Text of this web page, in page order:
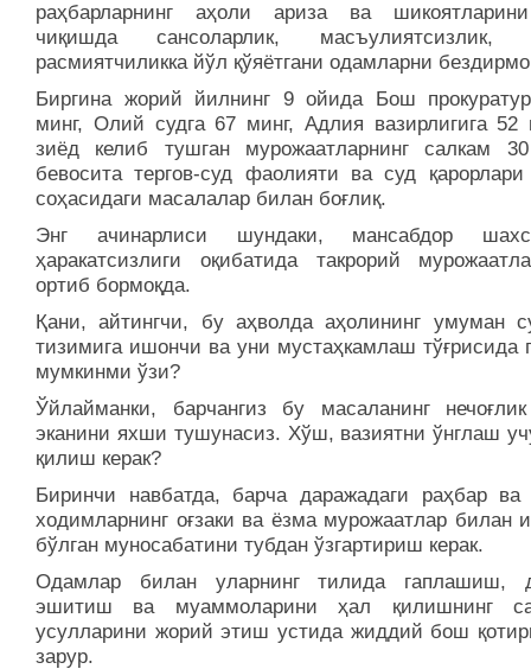
раҳбарларнинг аҳоли ариза ва
чиқишда сансоларлик, масъулиятсизлик,
расмиятчиликка йўл қўяётгани одамларни
Биргина жорий йилнинг 9 ойида Бош
минг, Олий судга 67 минг, Адлия вазирлигига 52
зиёд келиб тушган мурожаатларнинг салкам
бевосита тергов-суд фаолияти ва суд
соҳасидаги масалалар билан боғлиқ.
Энг ачинарлиси шундаки, мансабдор
ҳаракатсизлиги оқибатида такрорий
ортиб бормоқда.
Қани, айтингчи, бу аҳволда аҳолининг умуман
тизимига ишончи ва уни мустаҳкамлаш тўғрисида
мумкинми ўзи?
Ўйлайманки, барчангиз бу масаланинг
эканини яхши тушунасиз. Хўш, вазиятни ўнглаш
қилиш керак?
Биринчи навбатда, барча даражадаги раҳбар
ходимларнинг оғзаки ва ёзма мурожаатлар билан
бўлган муносабатини тубдан ўзгартириш керак.
Одамлар билан уларнинг тилида гаплашиш,
эшитиш ва муаммоларини ҳал қилишнинг
усулларини жорий этиш устида жиддий бош
зарур.